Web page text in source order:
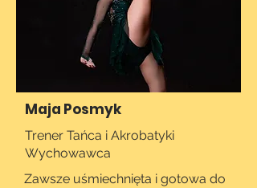
Maja Posmyk
Trener Tańca i Akrobatyki
Wychowawca
Zawsze uśmiechnięta i gotowa do